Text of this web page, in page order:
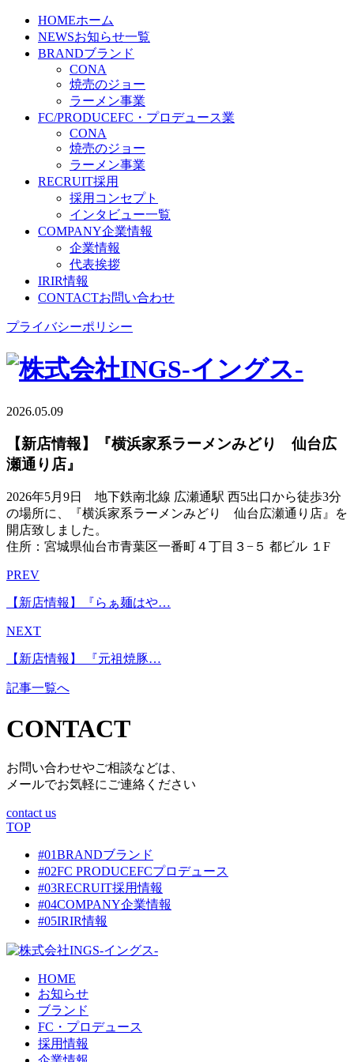
HOMEホーム
NEWSお知らせ一覧
BRANDブランド
CONA
焼売のジョー
ラーメン事業
FC/PRODUCEFC・プロデュース業
CONA
焼売のジョー
ラーメン事業
RECRUIT採用
採用コンセプト
インタビュー一覧
COMPANY企業情報
企業情報
代表挨拶
IRIR情報
CONTACTお問い合わせ
プライバシーポリシー
2026.05.09
【新店情報】『横浜家系ラーメンみどり 仙台広
瀬通り店』
2026年5月9日 地下鉄南北線 広瀬通駅 西5出口から徒歩3分
の場所に、『横浜家系ラーメンみどり 仙台広瀬通り店』を
開店致しました。
住所：宮城県仙台市青葉区一番町４丁目３−５ 都ビル １F
PREV
【新店情報】『らぁ麺はや…
NEXT
【新店情報】 『元祖焼豚…
記事一覧へ
CONTACT
お問い合わせやご相談などは、
メールでお気軽にご連絡ください
contact us
TOP
#01BRANDブランド
#02FC PRODUCEFCプロデュース
#03RECRUIT採用情報
#04COMPANY企業情報
#05IRIR情報
HOME
お知らせ
ブランド
FC・プロデュース
採用情報